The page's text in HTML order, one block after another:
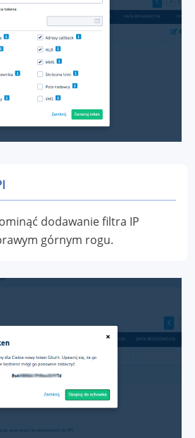
dodawanie filtra IP
górnym rogu.